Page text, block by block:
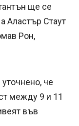
ще се
Аластър Стаут
Рон,
че
между 9 и 11
във